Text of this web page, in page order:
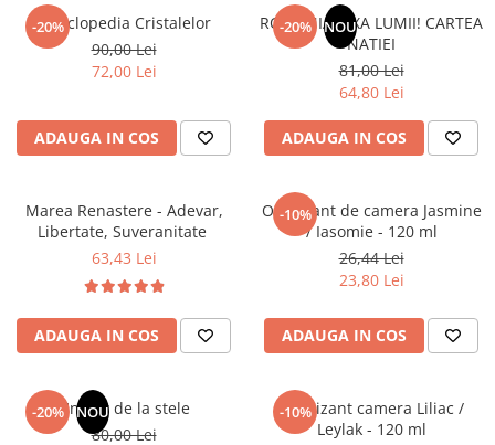
romantice
Senzatii/Dragoste
Senzatii/Erotic
Senzatii/Thriller
Teatru
Teens Book Club
Birotica & Papetarie
Adezivi si benzi adezive
Accesorii Arhivare
-20%
Enciclopedia Cristalelor
90,00 Lei
72,00 Lei
ADAUGA IN COS
-20% NOU
ROMANIA, AXA LUMII! CARTEA
NATIEI
81,00 Lei
64,80 Lei
ADAUGA IN COS
Marea Renastere - Adevar,
Libertate, Suveranitate
63,43 Lei
ADAUGA IN COS
-10%
Odorizant de camera Jasmine
/ Iasomie - 120 ml
26,44 Lei
23,80 Lei
ADAUGA IN COS
-20% NOU
Un dar de la stele
80,00 Lei
-10%
Odorizant camera Liliac /
Leylak - 120 ml